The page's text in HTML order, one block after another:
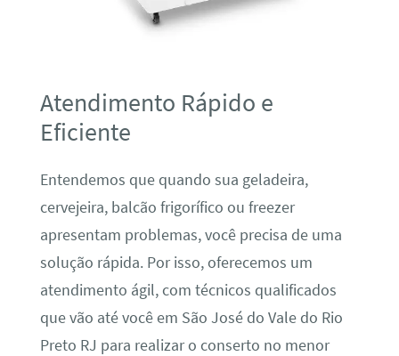
Atendimento Rápido e
Eficiente
Entendemos que quando sua geladeira,
cervejeira, balcão frigorífico ou freezer
apresentam problemas, você precisa de uma
solução rápida. Por isso, oferecemos um
atendimento ágil, com técnicos qualificados
que vão até você em São José do Vale do Rio
Preto RJ para realizar o conserto no menor